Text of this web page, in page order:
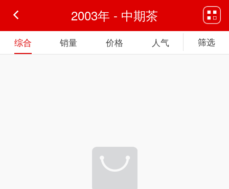
2003年 - 中期茶
综合 销量 价格 人气 筛选